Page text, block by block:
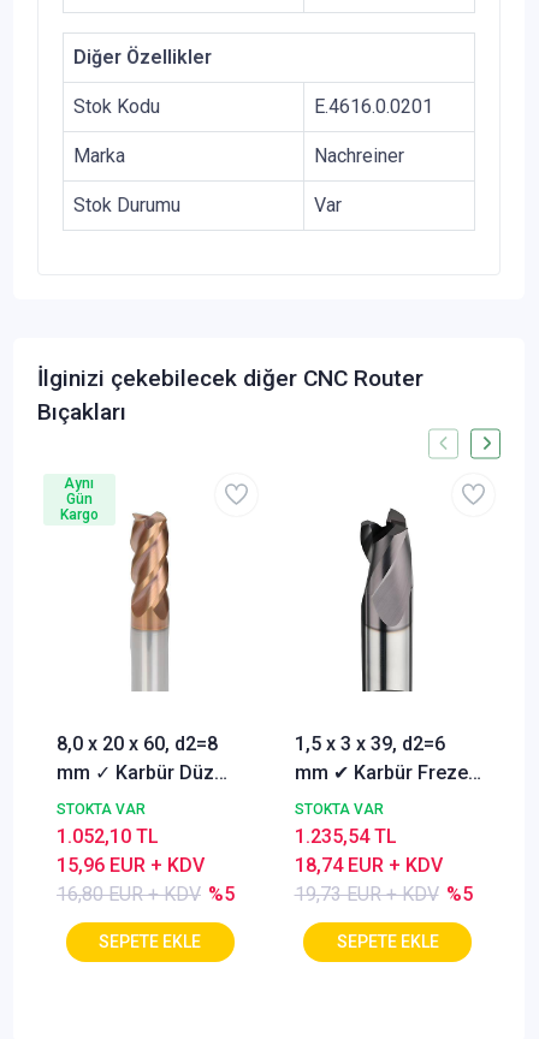
Diğer Özellikler
Stok Kodu E.4616.0.0201
Marka Nachreiner
Stok Durumu Var
İlginizi çekebilecek diğer CNC Router
Bıçakları
8,0 x 20 x 60, d2=8
mm ✓ Karbür Düz
Freze, Parmak freze
ucu Z=4,TiSiN
Kaplamalı
STOKTA VAR
16,80 EUR + KDV %5
15,96 EUR + KDV
1.052,10 TL
Aynı
Gün
Kargo
1,5 x 3 x 39, d2=6
mm ✔ Karbür Freze
ucu, Z=3, Kaplamalı,
30°
STOKTA VAR
19,73 EUR + KDV %5
18,74 EUR + KDV
1.235,54 TL